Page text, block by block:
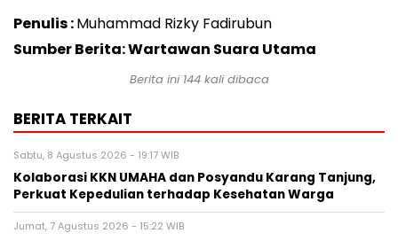
Penulis :Muhammad Rizky Fadirubun
Sumber Berita: Wartawan Suara Utama
Berita ini 144kali dibaca
BERITA TERKAIT
Sabtu, 8 Agustus 2026 - 19:17 WIB
Kolaborasi KKN UMAHA dan Posyandu Karang Tanjung,
Perkuat Kepedulian terhadap Kesehatan Warga
Jumat, 7 Agustus 2026 - 15:22 WIB